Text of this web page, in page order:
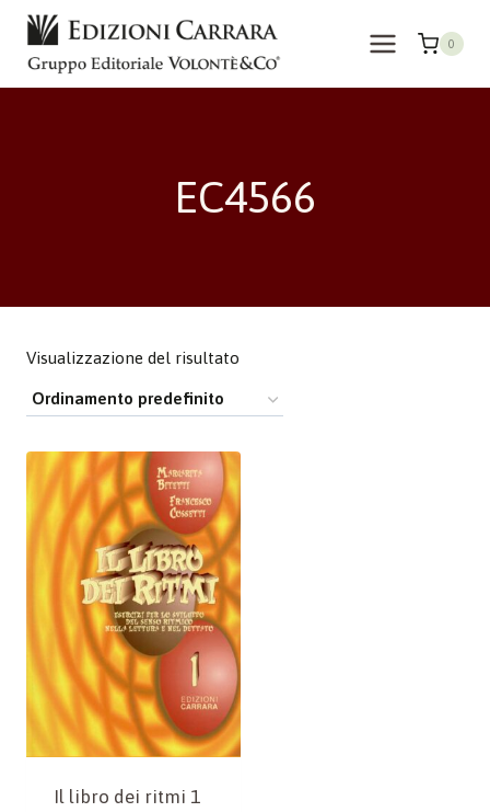
Salta
contenuto
0
EC4566
Visualizzazione del risultato
Il libro dei ritmi 1